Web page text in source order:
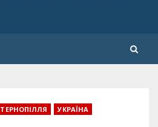
ТЕРНОПІЛЛЯ УКРАЇНА